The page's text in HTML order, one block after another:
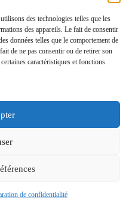
des technologies telles que les
des appareils. Le fait de consentir
données telles que le comportement de
de ne pas consentir ou de retirer son
caractéristiques et fonctions.
de confidentialité
du sommeil
2026
du Sommeil